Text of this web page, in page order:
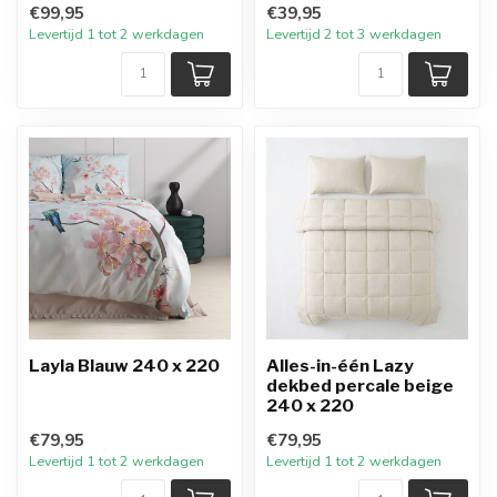
€99,95
Levertijd 1 tot 2 werkdagen
€39,95
Levertijd 2 tot 3 werkdagen
Layla Blauw 240 x 220
€79,95
Levertijd 1 tot 2 werkdagen
Alles-in-één Lazy
dekbed percale beige
240 x 220
€79,95
Levertijd 1 tot 2 werkdagen